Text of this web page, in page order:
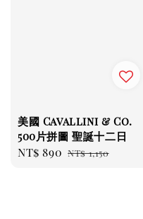
美國 Cavallini & Co.
500片拼圖 聖誕十二日
Sale
NT$ 890 Regular
NT$ 1,150